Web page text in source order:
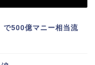
で500億マニー相当流